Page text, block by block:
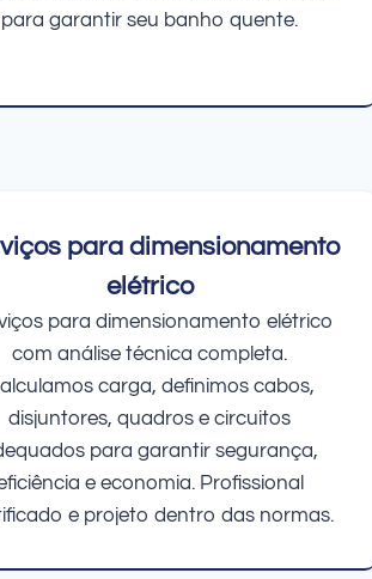
para garantir seu banho quente.
para dimensionamento
elétrico
para dimensionamento elétrico
com análise técnica completa.
carga, definimos cabos,
disjuntores, quadros e circuitos
para garantir segurança,
e economia. Profissional
e projeto dentro das normas.